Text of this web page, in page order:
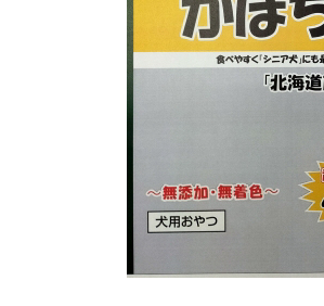
服・おさんぽ用品
シニアサポート